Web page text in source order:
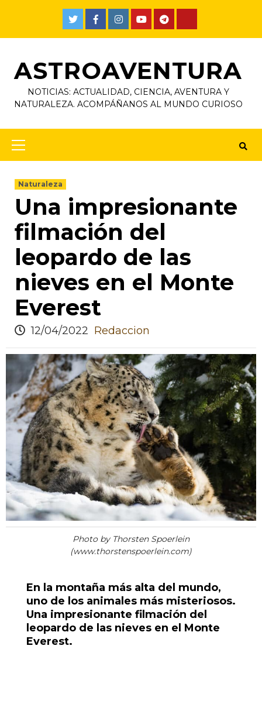
ASTROAVENTURA
NOTICIAS: ACTUALIDAD, CIENCIA, AVENTURA Y
NATURALEZA. ACOMPÁÑANOS AL MUNDO CURIOSO
Naturaleza
Una impresionante
filmación del
leopardo de las
nieves en el Monte
Everest
12/04/2022 Redaccion
Photo by Thorsten Spoerlein
(www.thorstenspoerlein.com)
En la montaña más alta del mundo,
uno de los animales más misteriosos.
Una impresionante filmación del
leopardo de las nieves en el Monte
Everest.